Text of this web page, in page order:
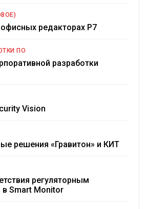
редакторах Р7
ПО
разработки
Vision
решения «Гравитон» и КИТ
регуляторным
Smart Monitor